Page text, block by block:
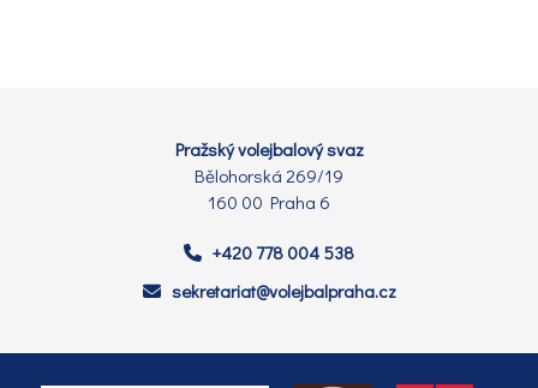
Pražský volejbalový svaz
Bělohorská 269/19
160 00 Praha 6
+420 778 004 538
sekretariat@volejbalpraha.cz